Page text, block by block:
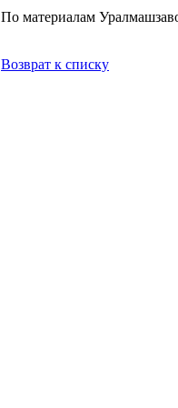
По материалам
Возврат к списку